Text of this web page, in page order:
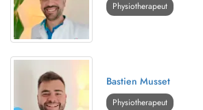
Physiotherapeut
Bastien Musset
Physiotherapeut